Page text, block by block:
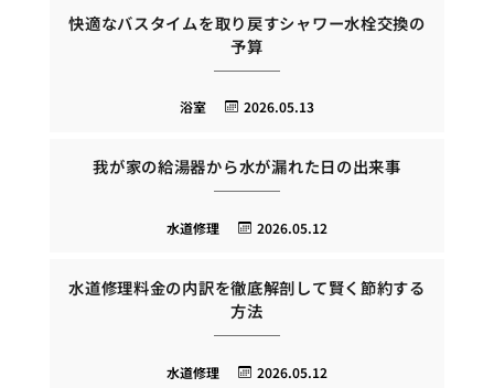
快適なバスタイムを取り戻すシャワー水栓交換の
予算
2026.05.13
浴室
我が家の給湯器から水が漏れた日の出来事
2026.05.12
水道修理
水道修理料金の内訳を徹底解剖して賢く節約する
方法
2026.05.12
水道修理